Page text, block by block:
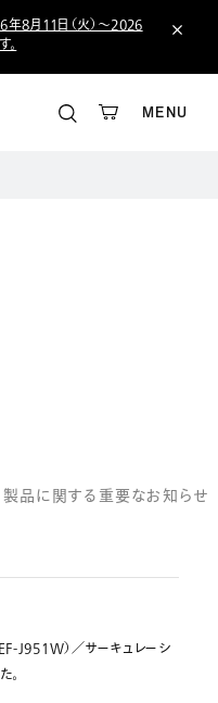
8月11日（火）～2026
MENU
製品に関する重要なお知らせ
J951W）／サーキュレーシ
。